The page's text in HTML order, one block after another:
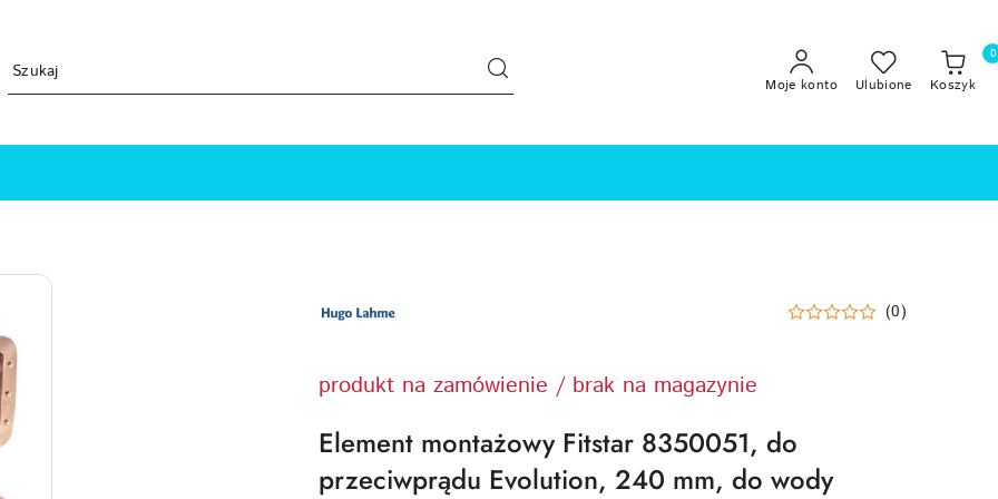
Moje konto Ulubione Koszyk
0
HUGO
LAHME
(0)
produkt na zamówienie / brak na magazynie
Element montażowy Fitstar 8350051, do
przeciwprądu Evolution, 240 mm, do wody